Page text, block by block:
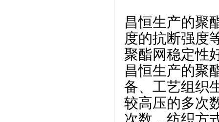
昌恒生产的聚
度的抗断强度
聚酯网稳定性
昌恒生产的聚
备、工艺组织
较高压的多次